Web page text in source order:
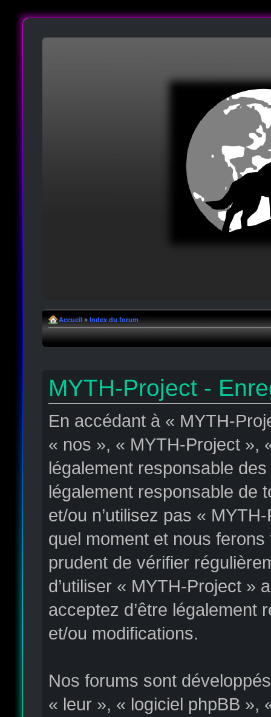
Accueil » Index du forum
MYTH-Project -
En accédant à « MYTH-
« nos », « MYTH-Project »,
légalement responsable
légalement responsable de
et/ou n’utilisez pas «
quel moment et nous
prudent de vérifier
d’utiliser « MYTH-Project »
acceptez d’être légalement
et/ou modifications.
Nos forums sont
« leur », « logiciel phpBB »,